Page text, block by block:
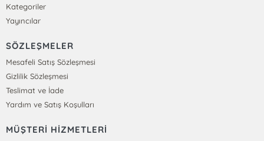
Kategoriler
Yayıncılar
SÖZLEŞMELER
Mesafeli Satış Sözleşmesi
Gizlilik Sözleşmesi
Teslimat ve İade
Yardım ve Satış Koşulları
MÜŞTERİ HİZMETLERİ